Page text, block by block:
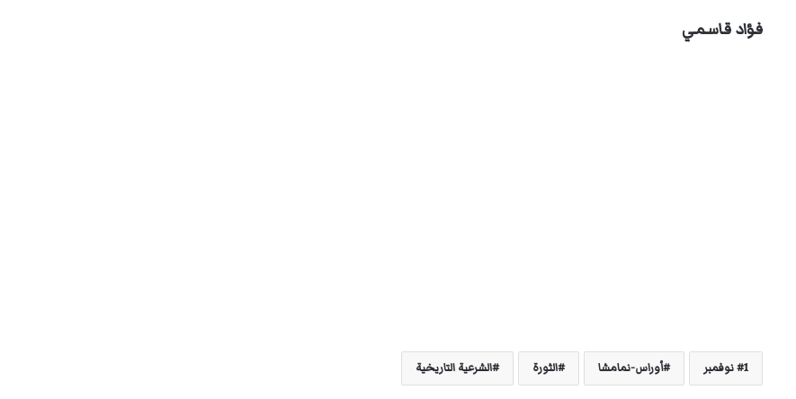
فؤاد قاسمي
1 نوفمبر أوراس-نمامشا الثورة الشرعية التاريخية